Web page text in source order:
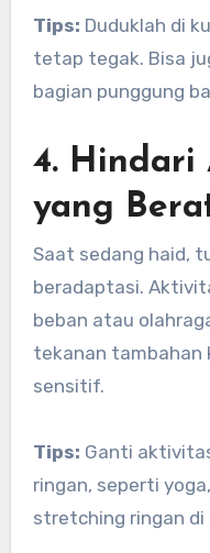
Tips: Duduklah di
tetap tegak. Bisa
bagian punggung
4. Hindari
yang
Saat sedang haid,
beradaptasi.
beban atau
tekanan tambahan
sensitif.
Tips: Ganti
ringan, seperti
stretching ringan di